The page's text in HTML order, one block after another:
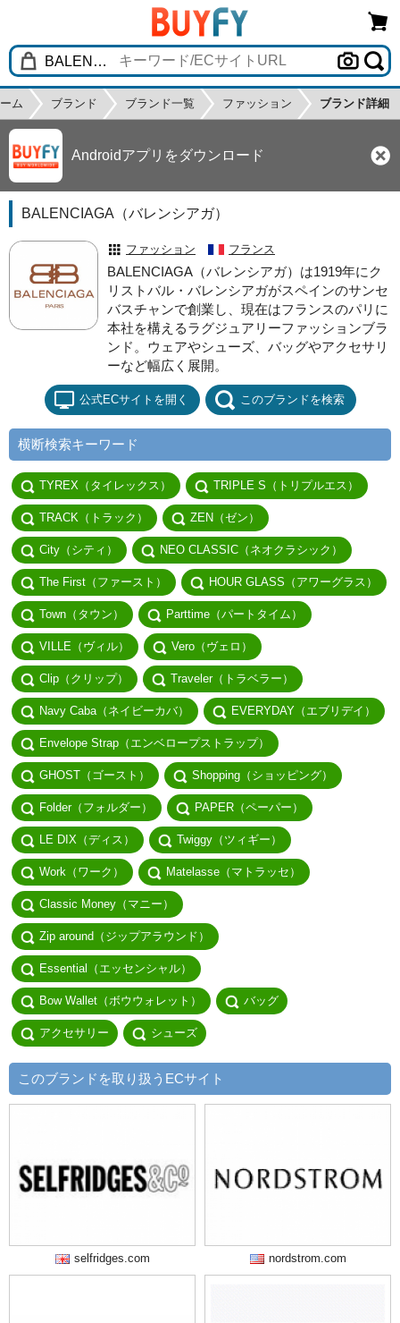
ム ブランド ブランド一覧 ファッション ブランド詳細
Androidアプリをダウンロード
BALENCIAGA（バレンシアガ）
ファッション フランス
BALENCIAGA（バレンシアガ）は1919年にク
リストバル・バレンシアガがスペインのサンセ
バスチャンで創業し、現在はフランスのパリに
本社を構えるラグジュアリーファッションブラ
ンド。ウェアやシューズ、バッグやアクセサリ
ーなど幅広く展開。
公式ECサイトを開く このブランドを検索
横断検索キーワード
TYREX（タイレックス） TRIPLE S（トリプルエス）
TRACK（トラック） ZEN（ゼン）
City（シティ） NEO CLASSIC（ネオクラシック）
The First（ファースト） HOUR GLASS（アワーグラス）
Town（タウン） Parttime（パートタイム）
VILLE（ヴィル） Vero（ヴェロ）
Clip（クリップ） Traveler（トラベラー）
Navy Caba（ネイビーカバ） EVERYDAY（エブリデイ）
Envelope Strap（エンベロープストラップ）
GHOST（ゴースト） Shopping（ショッピング）
Folder（フォルダー） PAPER（ペーパー）
LE DIX（ディス） Twiggy（ツィギー）
Work（ワーク） Matelasse（マトラッセ）
Classic Money（マニー）
Zip around（ジップアラウンド）
Essential（エッセンシャル）
Bow Wallet（ボウウォレット） バッグ
アクセサリー シューズ
このブランドを取り扱うECサイト
selfridges.com nordstrom.com